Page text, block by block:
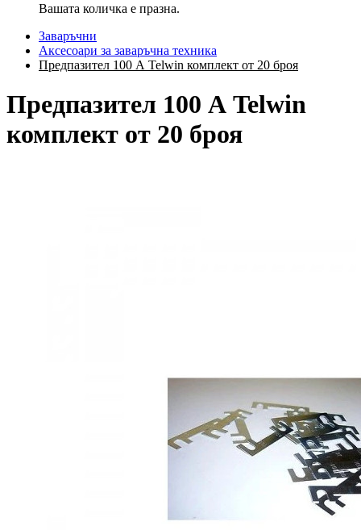
Вашата количка е празна.
Заваръчни
Аксесоари за заваръчна техника
Предпазител 100 А Telwin комплект от 20 броя
Предпазител 100 А Telwin
комплект от 20 броя